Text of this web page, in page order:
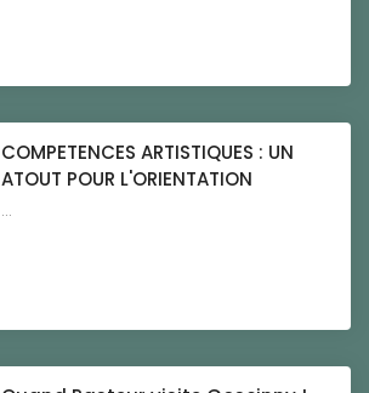
COMPETENCES ARTISTIQUES : UN
ATOUT POUR L'ORIENTATION
...